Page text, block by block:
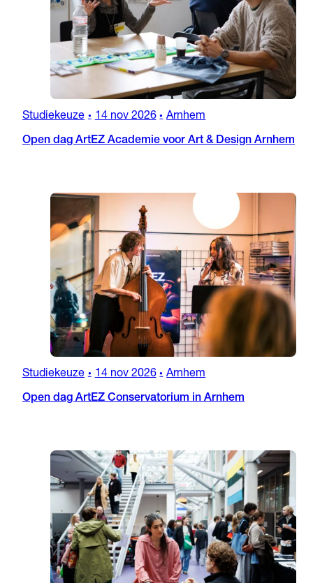
Studiekeuze • 14 nov 2026 • Arnhem
Open dag ArtEZ Academie voor Art & Design Arnhem
Studiekeuze • 14 nov 2026 • Arnhem
Open dag ArtEZ Conservatorium in Arnhem